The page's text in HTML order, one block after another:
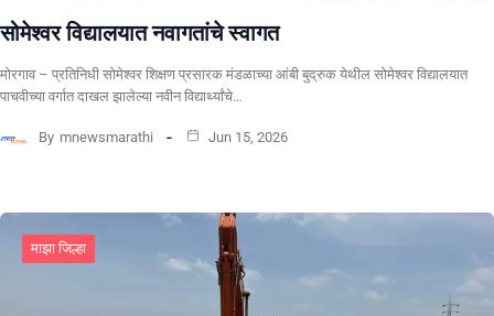
सोमेश्वर विद्यालयात नवागतांचे स्वागत
मोरगाव – प्रतिनिधी सोमेश्वर शिक्षण प्रसारक मंडळाच्या आंबी बुद्रुक येथील सोमेश्वर विद्यालयात
पाचवीच्या वर्गात दाखल झालेल्या नवीन विद्यार्थ्यांचे…
By mnewsmarathi Jun 15, 2026
माझा जिल्हा